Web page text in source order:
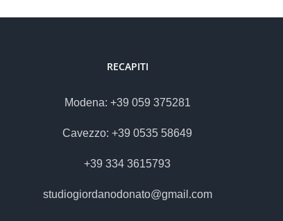
RECAPITI
Modena: +39 059 375281
Cavezzo: +39 0535 58649
+39 334 3615793
studiogiordanodonato@gmail.com